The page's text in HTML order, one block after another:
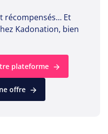
récompensés… Et
Kadonation, bien
plateforme
offre